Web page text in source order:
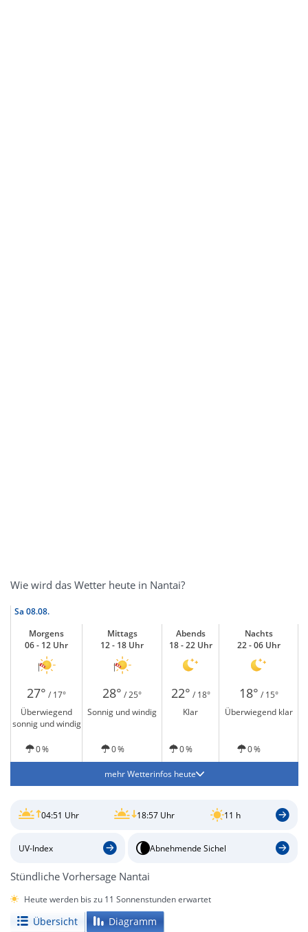
Wie wird das Wetter heute in Nantai?
Sa 08.08.
Morgens
06 - 12 Uhr
Mittags
12 - 18 Uhr
Abends
18 - 22 Uhr
Nachts
22 - 06 Uhr
27° / 17° 28° / 25° 22° / 18° 18° / 15°
Überwiegend
sonnig und windig
Sonnig und windig Klar Überwiegend klar
0 % 0 % 0 % 0 %
mehr Wetterinfos heute
04:51 Uhr 18:57 Uhr 11 h
UV-Index Abnehmende Sichel
Stündliche Vorhersage Nantai
Heute werden bis zu 11 Sonnenstunden erwartet
Übersicht Diagramm